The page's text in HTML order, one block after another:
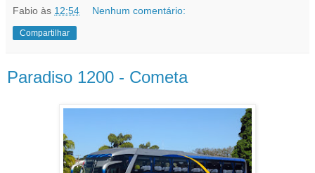
Fabio às 12:54 Nenhum comentário:
Compartilhar
Paradiso 1200 - Cometa